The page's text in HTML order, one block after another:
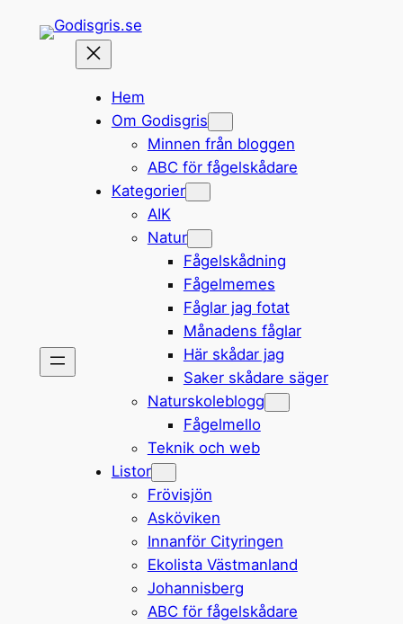
Hem
Om Godisgris
Minnen från bloggen
ABC för fågelskådare
Kategorier
AIK
Natur
Fågelskådning
Fågelmemes
Fåglar jag fotat
Månadens fåglar
Här skådar jag
Saker skådare säger
Naturskoleblogg
Fågelmello
Teknik och web
Listor
Frövisjön
Asköviken
Innanför Cityringen
Ekolista Västmanland
Johannisberg
ABC för fågelskådare